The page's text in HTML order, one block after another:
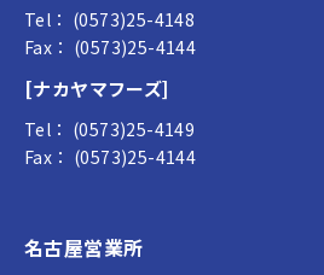
Tel： (0573)25-4148
Fax： (0573)25-4144
[ナカヤマフーズ]
Tel： (0573)25-4149
Fax： (0573)25-4144
名古屋営業所